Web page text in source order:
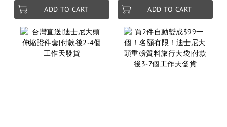
ADD TO CART
ADD TO CART